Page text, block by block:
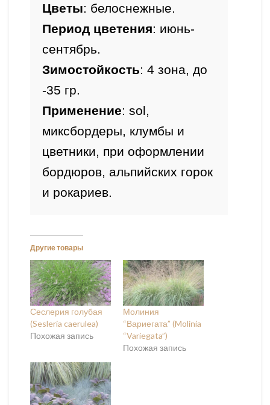
Цветы
Период цветения: июнь-
сентябрь.
Зимостойкость: 4 зона, до
-35 гр.
Применение: sol,
миксбордеры, клумбы и
цветники, при оформлении
бордюров, альпийских горок
и рокариев.
Другие товары
Сеслерия голубая
(Sesleria caerulea)
Похожая запись
Молиния
“Вариегата” (Molinia
“Variegata”)
Похожая запись